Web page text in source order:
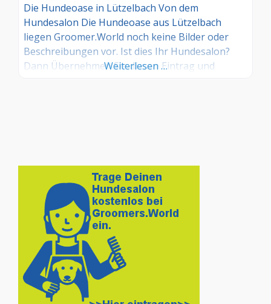
Die Hundeoase in Lützelbach Von dem
Hundesalon Die Hundeoase aus Lützelbach
liegen Groomer.World noch keine Bilder oder
Beschreibungen vor. Ist dies Ihr Hundesalon?
Dann Übernehmen Sie diesen Eintrag und
Weiterlesen …